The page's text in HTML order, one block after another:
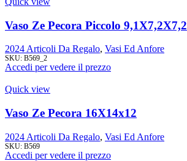
Vaso Ze Pecora Piccolo 9,1X7,2X7,2
2024 Articoli Da Regalo, Vasi Ed Anfore
SKU: B569_2
Accedi per vedere il prezzo
Quick view
Vaso Ze Pecora 16X14x12
2024 Articoli Da Regalo, Vasi Ed Anfore
SKU: B569
Accedi per vedere il prezzo